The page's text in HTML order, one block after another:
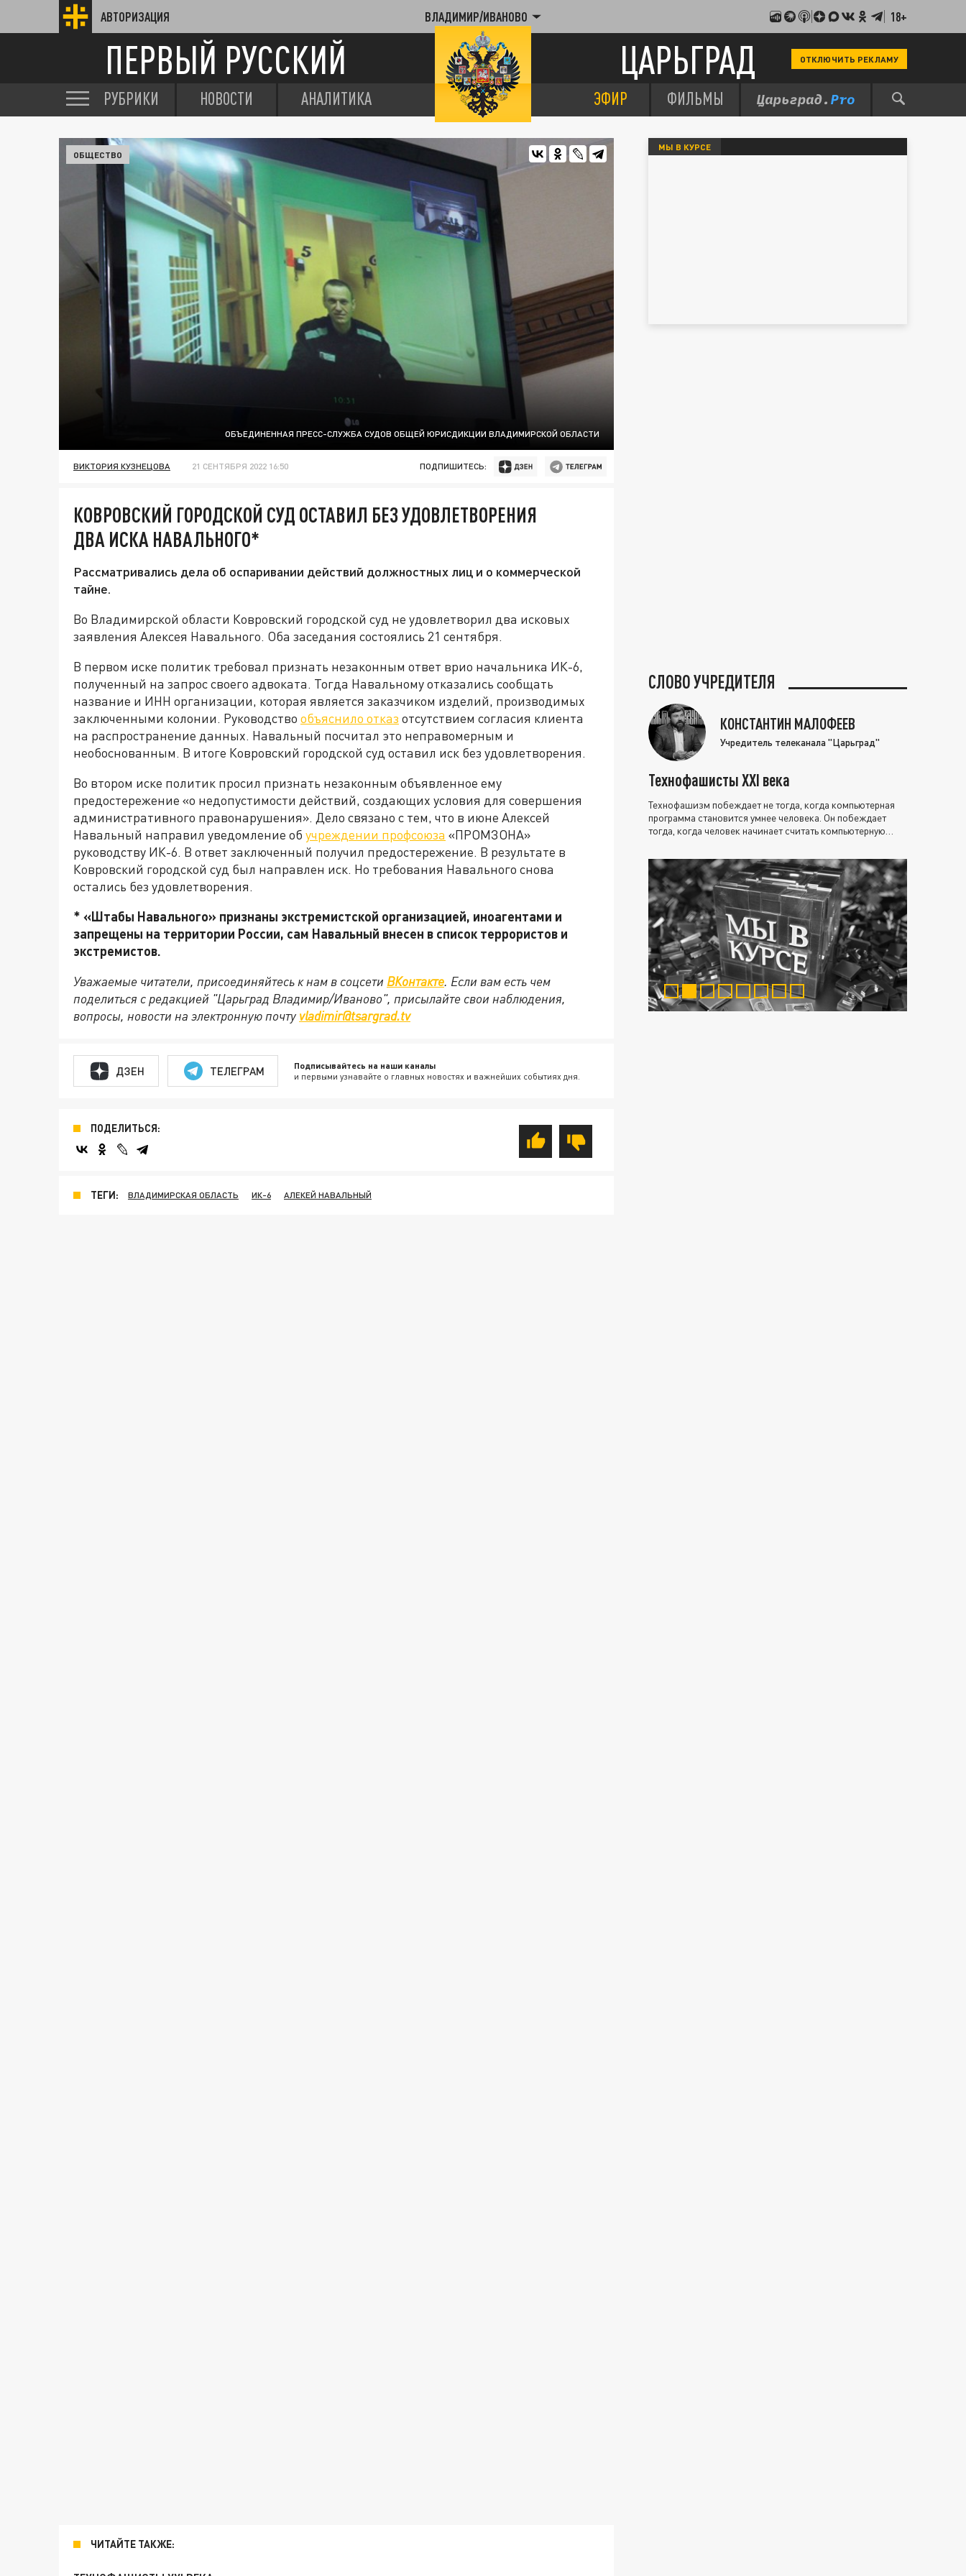
АВТОРИЗАЦИЯ ВЛАДИМИР/ИВАНОВО 18+
ПЕРВЫЙ РУССКИЙ ЦАРЬГРАД ОТКЛЮЧИТЬ РЕКЛАМУ
РУБРИКИ НОВОСТИ АНАЛИТИКА ЭФИР ФИЛЬМЫ
ОБЪЕДИНЕННАЯ ПРЕСС-СЛУЖБА СУДОВ ОБЩЕЙ ЮРИСДИКЦИИ ВЛАДИМИРСКОЙ ОБЛАСТИ
ОБЩЕСТВО
ВИКТОРИЯ КУЗНЕЦОВА 21 СЕНТЯБРЯ 2022 16:50 ПОДПИШИТЕСЬ:
КОВРОВСКИЙ ГОРОДСКОЙ СУД ОСТАВИЛ БЕЗ УДОВЛЕТВОРЕНИЯ
ДВА ИСКА НАВАЛЬНОГО*
Рассматривались дела об оспаривании действий должностных лиц и о коммерческой
тайне.
Во Владимирской области Ковровский городской суд не удовлетворил два исковых
заявления Алексея Навального. Оба заседания состоялись 21 сентября.
В первом иске политик требовал признать незаконным ответ врио начальника ИК-6,
полученный на запрос своего адвоката. Тогда Навальному отказались сообщать
название и ИНН организации, которая является заказчиком изделий, производимых
заключенными колонии. Руководство объяснило отказ отсутствием согласия клиента
на распространение данных. Навальный посчитал это неправомерным и
необоснованным. В итоге Ковровский городской суд оставил иск без удовлетворения.
Во втором иске политик просил признать незаконным объявленное ему
предостережение «о недопустимости действий, создающих условия для совершения
административного правонарушения». Дело связано с тем, что в июне Алексей
Навальный направил уведомление об учреждении профсоюза «ПРОМЗОНА»
руководству ИК-6. В ответ заключенный получил предостережение. В результате в
Ковровский городской суд был направлен иск. Но требования Навального снова
остались без удовлетворения.
* «Штабы Навального» признаны экстремистской организацией, иноагентами и
запрещены на территории России, сам Навальный внесен в список террористов и
экстремистов.
Уважаемые читатели, присоединяйтесь к нам в соцсети ВКонтакте. Если вам есть чем
поделиться с редакцией "Царьград Владимир/Иваново", присылайте свои наблюдения,
вопросы, новости на электронную почту vladimir@tsargrad.tv
ДЗЕН ТЕЛЕГРАМ Подписывайтесь на наши каналы
и первыми узнавайте о главных новостях и важнейших событиях дня.
ПОДЕЛИТЬСЯ:
ТЕГИ: ВЛАДИМИРСКАЯ ОБЛАСТЬ ИК-6 АЛЕКЕЙ НАВАЛЬНЫЙ
ЧИТАЙТЕ ТАКЖЕ:
МЫ В КУРСЕ
СЛОВО УЧРЕДИТЕЛЯ
КОНСТАНТИН МАЛОФЕЕВ
Учредитель телеканала "Царьград"
Технофашисты XXI века
Технофашизм побеждает не тогда, когда компьютерная
программа становится умнее человека. Он побеждает
тогда, когда человек начинает считать компьютерную